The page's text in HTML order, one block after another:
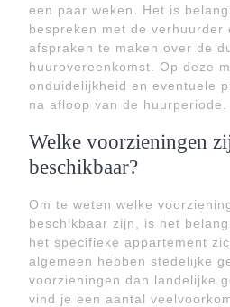
een paar weken. Het is
bespreken met de verhuurder
afspraken te maken over de
huurovereenkomst. Op deze
onduidelijkheid en eventuele
na afloop van de huurperiode.
Welke voorzieningen
beschikbaar?
Om te weten welke
beschikbaar zijn, is het
het specifieke appartement
algemeen hebben stedelijke
voorzieningen dan landelijke
vind je een aantal